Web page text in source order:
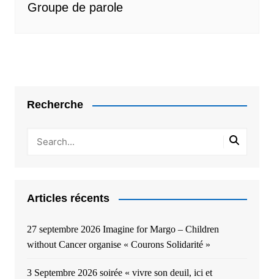
Groupe de parole
Recherche
Articles récents
27 septembre 2026 Imagine for Margo – Children
without Cancer organise « Courons Solidarité »
3 Septembre 2026 soirée « vivre son deuil, ici et